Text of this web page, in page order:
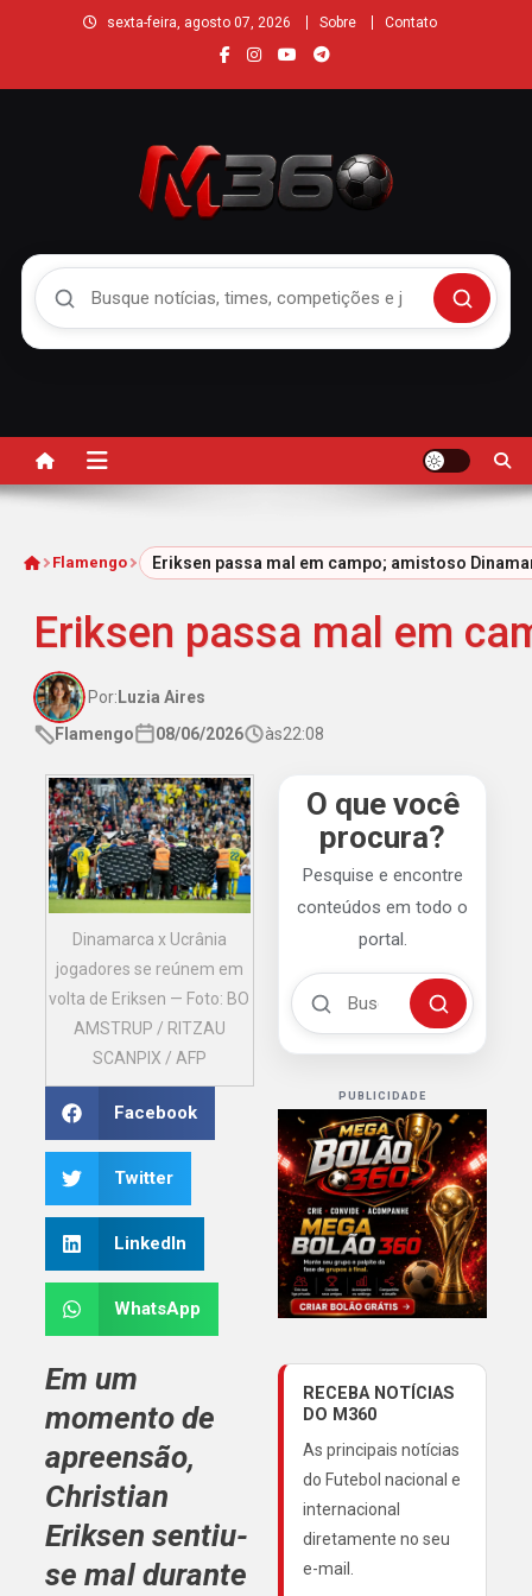
sexta-feira, agosto 07, 2026 Sobre Contato
Buscar
InícioFlamengo Eriksen passa mal em campo; amistoso
Eriksen passa mal em
Por: Luzia Aires
Flamengo
08/06/2026 às22:08
Dinamarca x Ucrânia
jogadores se reúnem em
volta de Eriksen — Foto: BO
AMSTRUP / RITZAU
SCANPIX / AFP
Facebook
Twitter
LinkedIn
WhatsApp
Em um
momento de
apreensão,
Christian
Eriksen sentiu-
se mal durante
O que você
procura?
Pesquise e encontre
conteúdos em todo o
portal.
Buscar no Mengão 360
Buscar
PUBLICIDADE
RECEBA NOTÍCIAS
DO M360
As principais notícias
do Futebol nacional e
internacional
diretamente no seu
e-mail.